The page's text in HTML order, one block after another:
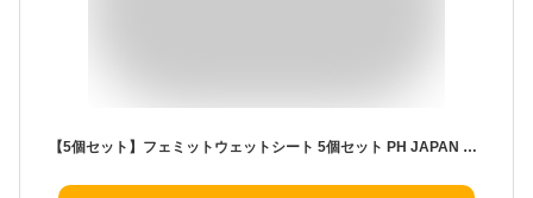
【5個セット】フェミットウェットシート 5個セット PH JAPAN 日本製 デリケートゾーン専用ソープ 生理 サニタリー 産後ケア 匂い かゆみ 消臭 脱毛 除毛 シェービング フェムケア